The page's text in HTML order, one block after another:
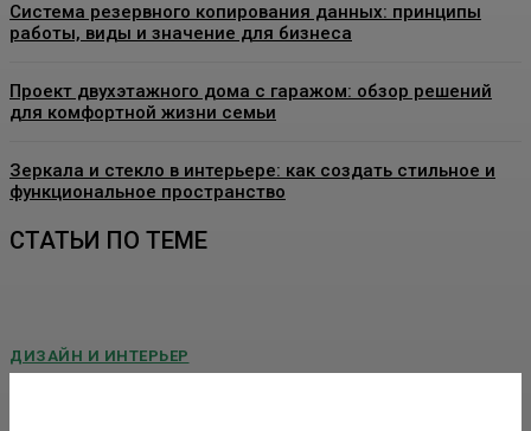
Система резервного копирования данных: принципы
работы, виды и значение для бизнеса
Проект двухэтажного дома с гаражом: обзор решений
для комфортной жизни семьи
Зеркала и стекло в интерьере: как создать стильное и
функциональное пространство
СТАТЬИ ПО ТЕМЕ
ДИЗАЙН И ИНТЕРЬЕР